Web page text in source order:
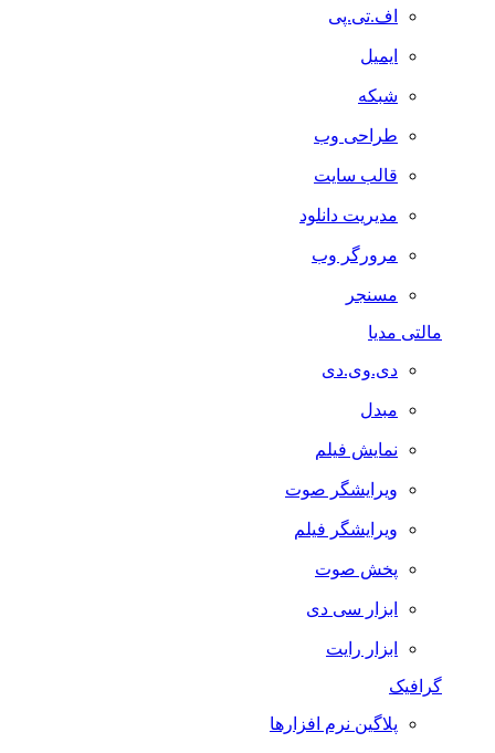
اف.تی.پی
ایمیل
شبکه
طراحی وب
قالب سایت
مدیریت دانلود
مرورگر وب
مسنجر
مالتی مدیا
دی.وی.دی
مبدل
نمایش فیلم
ویرایشگر صوت
ویرایشگر فیلم
پخش صوت
ابزار سی دی
ابزار رایت
گرافیک
پلاگین نرم افزارها